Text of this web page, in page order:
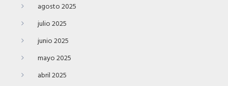
agosto 2025
julio 2025
junio 2025
mayo 2025
abril 2025